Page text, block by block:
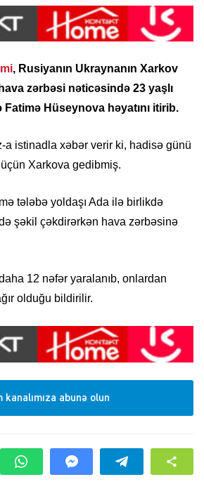
, Rusiyanın Ukraynanın Xarkov
zərbəsi nəticəsində 23 yaşlı
Fatimə Hüseynova həyatını itirib.
a istinadla xəbər verir ki, hadisə günü
Xarkova gedibmiş.
tələbə yoldaşı Ada ilə birlikdə
şəkil çəkdirərkən hava zərbəsinə
12 nəfər yaralanıb, onlardan
olduğu bildirilir.
abunə olun